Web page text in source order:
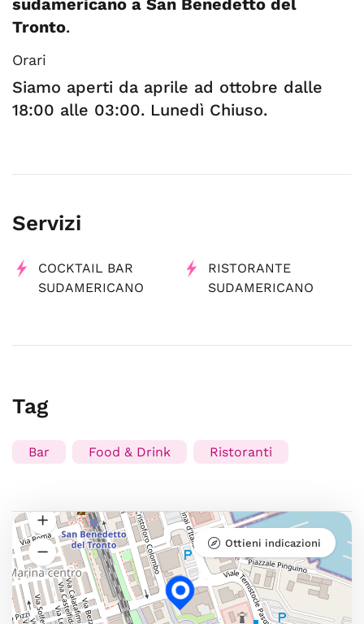
sudamericano a San Benedetto del
Tronto.
Orari
Siamo aperti da aprile ad ottobre dalle
18:00 alle 03:00. Lunedì Chiuso.
Servizi
COCKTAIL BAR
SUDAMERICANO
RISTORANTE
SUDAMERICANO
Tag
Bar Food & Drink Ristoranti
Ottieni indicazioni